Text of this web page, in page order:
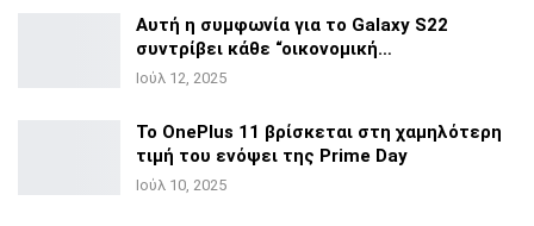
Αυτή η συμφωνία για το Galaxy S22
συντρίβει κάθε “οικονομική…
Ιούλ 12, 2025
Το OnePlus 11 βρίσκεται στη χαμηλότερη
τιμή του ενόψει της Prime Day
Ιούλ 10, 2025